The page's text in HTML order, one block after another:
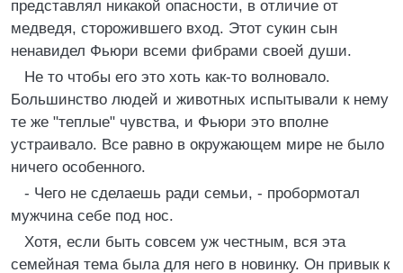
представлял никакой опасности, в отличие от
медведя, сторожившего вход. Этот сукин сын
ненавидел Фьюри всеми фибрами своей души.
Не то чтобы его это хоть как-то волновало.
Большинство людей и животных испытывали к нему
те же "теплые" чувства, и Фьюри это вполне
устраивало. Все равно в окружающем мире не было
ничего особенного.
- Чего не сделаешь ради семьи, - пробормотал
мужчина себе под нос.
Хотя, если быть совсем уж честным, вся эта
семейная тема была для него в новинку. Он привык к